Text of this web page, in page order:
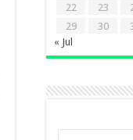
22
23
29
30
« Jul